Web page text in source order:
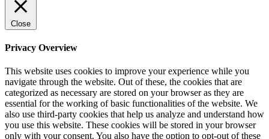
Close
Privacy Overview
This website uses cookies to improve your experience while you
navigate through the website. Out of these, the cookies that are
categorized as necessary are stored on your browser as they are
essential for the working of basic functionalities of the website. We
also use third-party cookies that help us analyze and understand how
you use this website. These cookies will be stored in your browser
only with your consent. You also have the option to opt-out of these